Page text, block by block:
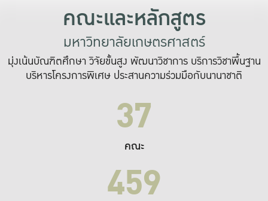
คณะและหลักสูตร
มหาวิทยาลัยเกษตรศาสตร์
มุ่งเน้นบัณฑิตศึกษา วิจัยขั้นสูง พัฒนาวิชาการ บริการวิชาพื้นฐาน
บริหารโครงการพิเศษ ประสานความร่วมมือกับนานาชาติ
37
คณะ
459